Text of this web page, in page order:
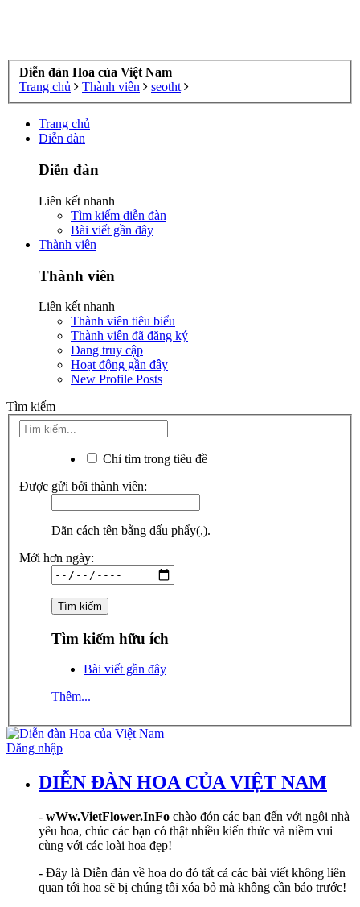
Diễn đàn Hoa của Việt Nam
Trang chủ
Thành viên seotht
Trang chủ
Diễn đàn
Diễn đàn
Liên kết nhanh
Tìm kiếm diễn đàn
Bài viết gần đây
Thành viên
Thành viên
Liên kết nhanh
Thành viên tiêu biểu
Thành viên đã đăng ký
Đang truy cập
Hoạt động gần đây
New Profile Posts
Tìm kiếm
Chỉ tìm trong tiêu đề
Được gửi bởi thành viên:
Dãn cách tên bằng dấu phẩy(,).
Mới hơn ngày:
Tìm kiếm hữu ích
Bài viết gần đây
Thêm...
Đăng nhập
DIỄN ĐÀN HOA CỦA VIỆT NAM
- wWw.VietFlower.InFo chào đón các bạn đến với ngôi nhà
yêu hoa, chúc các bạn có thật nhiều kiến thức và niềm vui
cùng với các loài hoa đẹp!
- Đây là Diễn đàn về hoa do đó tất cả các bài viết không liên
quan tới hoa sẽ bị chúng tôi xóa bỏ mà không cần báo trước!